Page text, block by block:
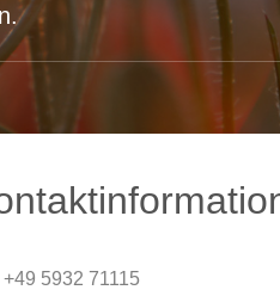
+49 5932 71115